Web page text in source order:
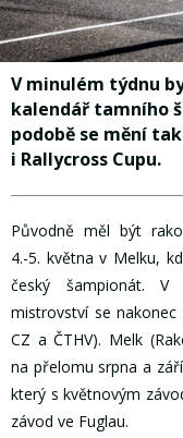
V minulém týdnu
kalendář tamního
podobě se mění
i Rallycross Cupu.
Původně měl být
4.-5. května v Melku,
český šampionát.
mistrovství se
CZ a ČTHV). Melk
na přelomu srpna a
který s květnovým
závod ve Fuglau.